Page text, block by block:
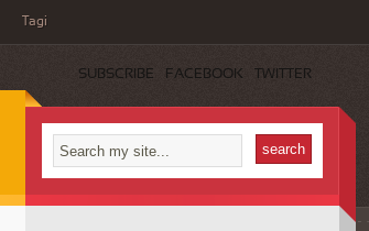
Tagi
SUBSCRIBE FACEBOOK TWITTER